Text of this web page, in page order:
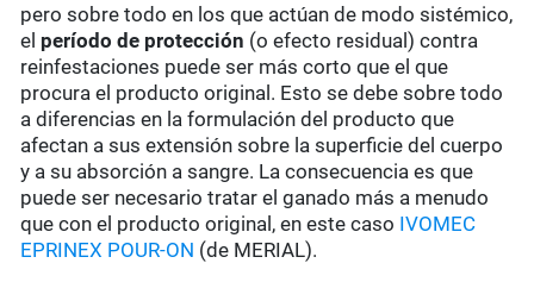
pero sobre todo en los que actúan de modo sistémico,
el período de protección (o efecto residual) contra
reinfestaciones puede ser más corto que el que
procura el producto original. Esto se debe sobre todo
a diferencias en la formulación del producto que
afectan a sus extensión sobre la superficie del cuerpo
y a su absorción a sangre. La consecuencia es que
puede ser necesario tratar el ganado más a menudo
que con el producto original, en este caso IVOMEC
EPRINEX POUR-ON (de MERIAL).